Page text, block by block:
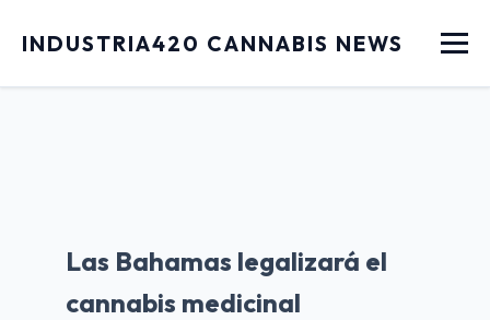
INDUSTRIA420 CANNABIS NEWS Menu
Las Bahamas legalizará el
cannabis medicinal